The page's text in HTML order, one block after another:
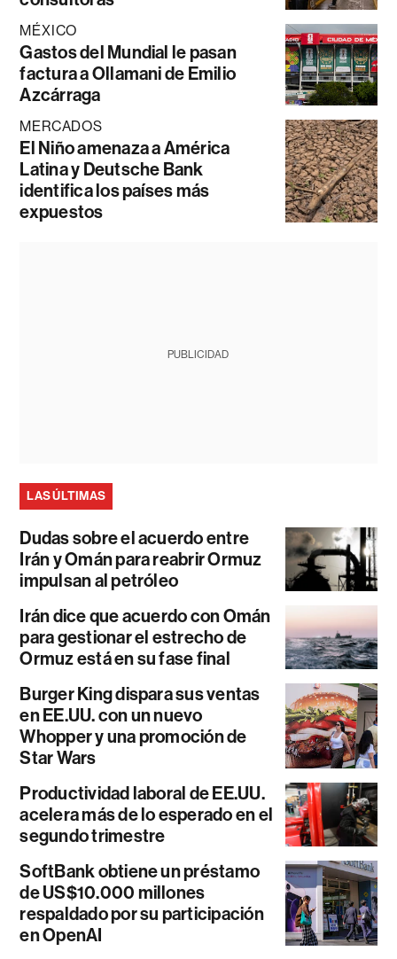
MÉXICO
Gastos del Mundial le pasan
factura a Ollamani de Emilio
Azcárraga
MERCADOS
El Niño amenaza a América
Latina y Deutsche Bank
identifica los países más
expuestos
PUBLICIDAD
LAS ÚLTIMAS
Dudas sobre el acuerdo entre
Irán y Omán para reabrir Ormuz
impulsan al petróleo
Irán dice que acuerdo con Omán
para gestionar el estrecho de
Ormuz está en su fase final
Burger King dispara sus ventas
en EE.UU. con un nuevo
Whopper y una promoción de
Star Wars
Productividad laboral de EE.UU.
acelera más de lo esperado en el
segundo trimestre
SoftBank obtiene un préstamo
de US$10.000 millones
respaldado por su participación
en OpenAI